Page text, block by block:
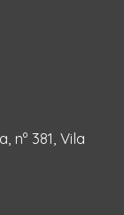
nº 381, Vila